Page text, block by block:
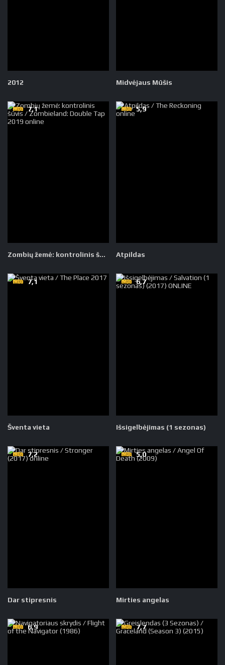
2012 Midvėjaus Mūšis
Zombių žemė: kontrolinis šūvis
7.1
Atpildas
5,9
Šventa vieta
7,1
Išsigelbėjimas (1 sezonas)
6,7
Dar stipresnis
7,2
Mirties angelas
5,0
6,9 7,7